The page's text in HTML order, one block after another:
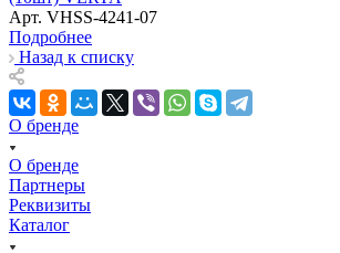
Арт. VHSS-4241-07
Подробнее
Назад к списку
О бренде
О бренде
Партнеры
Реквизиты
Каталог